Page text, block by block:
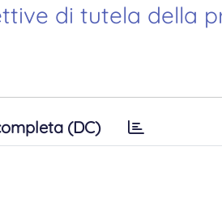
di tutela della
(DC)